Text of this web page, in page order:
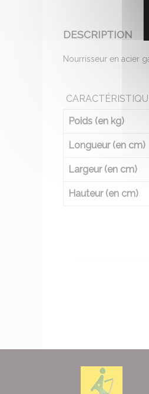
DESCRIPTION
Nourrisseur en acier
Poids (en kg)
Longueur (en cm)
Largeur (en cm)
Hauteur (en cm)